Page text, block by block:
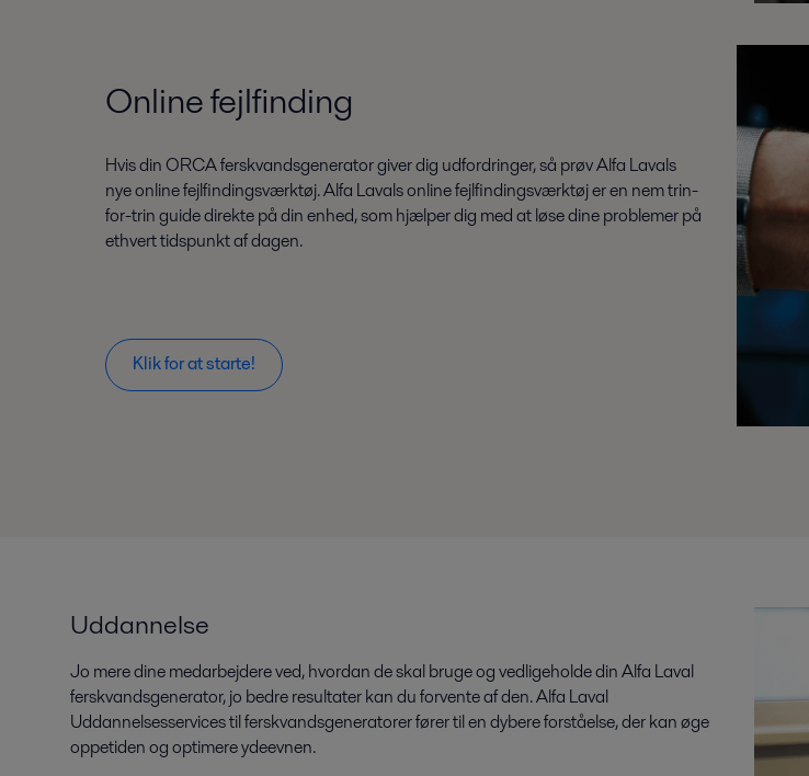
Online fejlfinding
Hvis din ORCA ferskvandsgenerator giver dig udfordringer, så prøv Alfa Lavals
nye online fejlfindingsværktøj. Alfa Lavals online fejlfindingsværktøj er en nem trin-
for-trin guide direkte på din enhed, som hjælper dig med at løse dine problemer på
ethvert tidspunkt af dagen.
Klik for at starte!
Uddannelse
Jo mere dine medarbejdere ved, hvordan de skal bruge og vedligeholde din Alfa Laval
ferskvandsgenerator, jo bedre resultater kan du forvente af den. Alfa Laval
Uddannelsesservices til ferskvandsgeneratorer fører til en dybere forståelse, der kan øge
oppetiden og optimere ydeevnen.